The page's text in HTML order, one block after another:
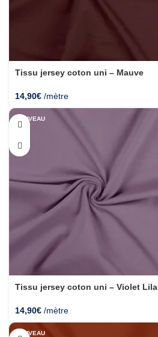
Tissu jersey coton uni – Mauve
14,90€ /mètre
NOUVEAU
Tissu jersey coton uni – Violet Lila
14,90€ /mètre
NOUVEAU